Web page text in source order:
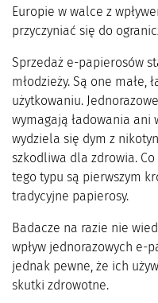
Europie w walce z
przyczyniać się do
Sprzedaż e-papierosów
młodzieży. Są one małe,
użytkowaniu.
wymagają ładowania ani
wydziela się dym z
szkodliwa dla zdrowia.
tego typu są pierwszym
tradycyjne papierosy.
Badacze na razie nie
wpływ jednorazowych e-
jednak pewne, że ich
skutki zdrowotne.